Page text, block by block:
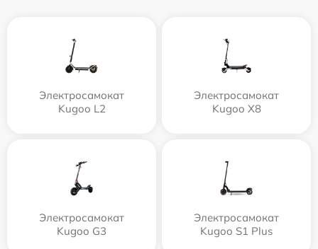
Электросамокат
Kugoo L2
Электросамокат
Kugoo X8
Электросамокат
Kugoo G3
Электросамокат
Kugoo S1 Plus